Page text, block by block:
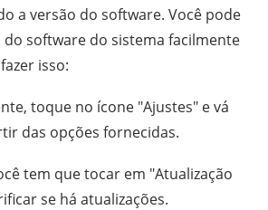
a versão do software. Você pode
do software do sistema facilmente
isso:
toque no ícone "Ajustes" e vá
das opções fornecidas.
tem que tocar em "Atualização
se há atualizações.